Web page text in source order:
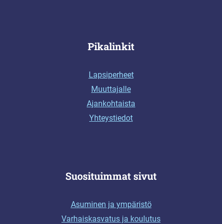
Pikalinkit
Lapsiperheet
Muuttajalle
Ajankohtaista
Yhteystiedot
Suosituimmat sivut
Asuminen ja ympäristö
Varhaiskasvatus ja koulutus